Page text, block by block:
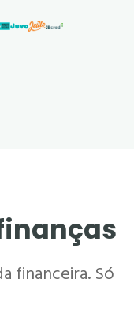
financeira. Só